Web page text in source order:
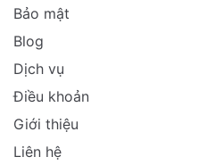
Bảo mật
Blog
Dịch vụ
Điều khoản
Giới thiệu
Liên hệ